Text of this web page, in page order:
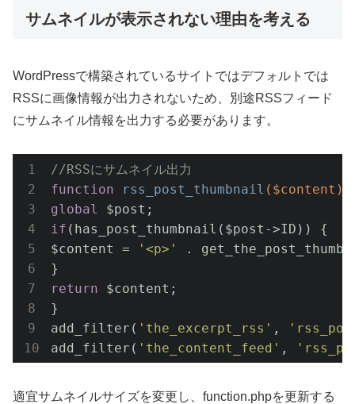
サムネイルが表示されない理由を考える
WordPressで構築されているサイトではデフォルトでは
RSSに画像情報が出力されないため、別途RSSフィード
にサムネイル情報を出力する必要があります。
//RSSにサムネイル出力
function
rss_post_thumbnail ($content)
global
if (has_post_thumbnail($post->ID)) {
$content =
'<p>'
.
return $content;
}
add_filter( 'the_excerpt_rss' ,
add_filter( 'the_content_feed' ,
適宜サムネイルサイズを変更し、function.phpを更新する